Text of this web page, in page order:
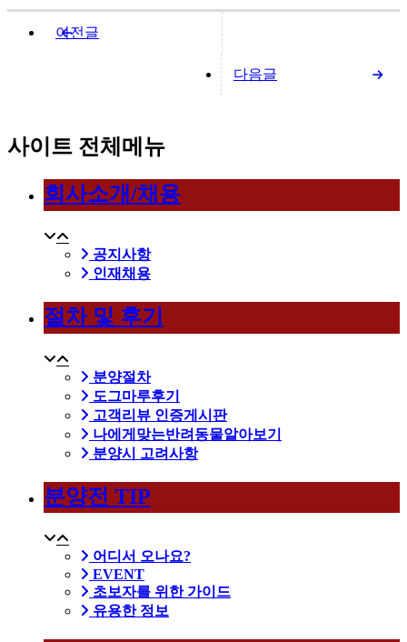
이전글
다음글
사이트 전체메뉴
회사소개/채용
공지사항
인재채용
절차 및 후기
분양절차
도그마루후기
고객리뷰 인증게시판
나에게맞는반려동물알아보기
분양시 고려사항
분양전 TIP
어디서 오나요?
EVENT
초보자를 위한 가이드
유용한 정보